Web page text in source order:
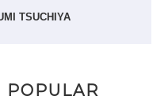
TSUCHIYA
POPULAR